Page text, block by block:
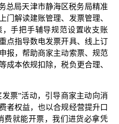
总局天津市静海区税务局精准
门解读建账管理、发票管理、
手把手辅导规范设置收支账
点指导数电发票开具、线上订
报，帮助商家主动索票、规范
成本依规扣除，税负更合理、
票”活动，引导商家主动向消
者权益，也以合规经营提升口
费就能开票，我们进货必拿凭